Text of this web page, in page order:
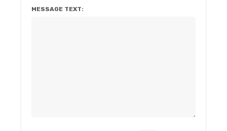
MESSAGE TEXT: